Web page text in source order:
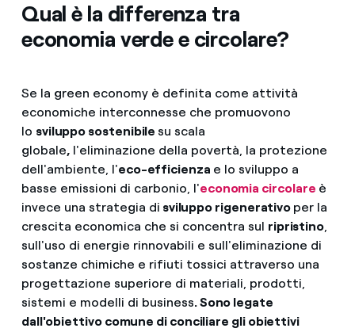
Qual è la differenza tra
economia verde e circolare?
Se la green economy è definita come attività
economiche interconnesse che promuovono
lo sviluppo sostenibile su scala
globale, l'eliminazione della povertà, la protezione
dell'ambiente, l'eco-efficienza e lo sviluppo a
basse emissioni di carbonio, l'economia circolare è
invece una strategia di sviluppo rigenerativo per la
crescita economica che si concentra sul ripristino,
sull'uso di energie rinnovabili e sull'eliminazione di
sostanze chimiche e rifiuti tossici attraverso una
progettazione superiore di materiali, prodotti,
sistemi e modelli di business. Sono legate
dall'obiettivo comune di conciliare gli obiettivi